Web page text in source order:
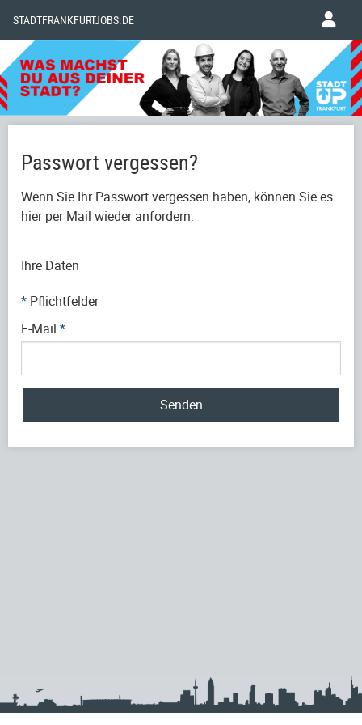
STADTFRANKFURTJOBS.DE
Passwort vergessen?
Wenn Sie Ihr Passwort vergessen haben, können Sie es
hier per Mail wieder anfordern:
Ihre Daten
* Pflichtfelder
E-Mail *
Senden